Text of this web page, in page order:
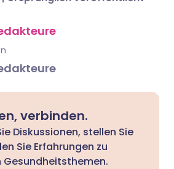
verbinden.
Diskussionen, stellen Sie
Sie Erfahrungen zu
Gesundheitsthemen.